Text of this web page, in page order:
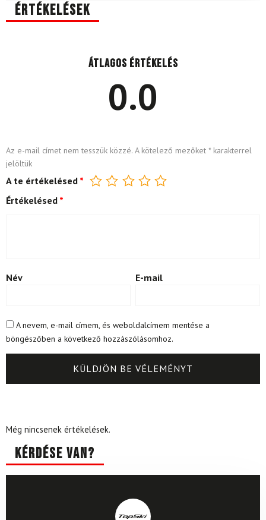
Értékelések
Átlagos értékelés
0.0
Az e-mail címet nem tesszük közzé. A kötelező mezőket *karakterrel
jelöltük
A te értékelésed *
Értékelésed *
Név E-mail
A nevem, e-mail címem, és weboldalcímem mentése a
böngészőben a következő hozzászólásomhoz.
Még nincsenek értékelések.
Kérdése van?